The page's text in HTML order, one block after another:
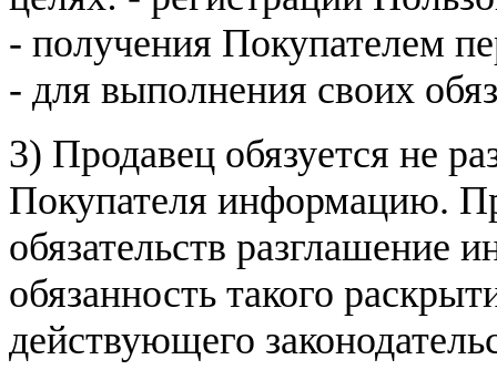
- получения Покупателем
- для выполнения своих
3) Продавец обязуется не
Покупателя информацию.
обязательств разглашение
обязанность такого
действующего